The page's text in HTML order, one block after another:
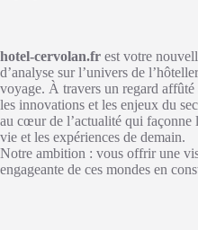
hotel-cervolan.fr est votre
d’analyse sur l’univers de
voyage. À travers un regard affûté
les innovations et les enjeux du
au cœur de l’actualité qui façonne
vie et les expériences de demain.
Notre ambition : vous offrir une
engageante de ces mondes en